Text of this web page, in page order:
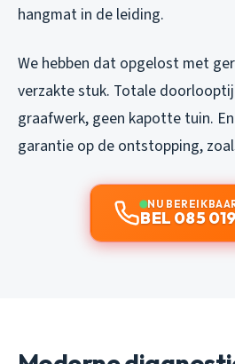
hangmat in de leiding.
We hebben dat opgelost met
verzakte stuk. Totale
graafwerk, geen kapotte tuin.
garantie op de ontstopping,
NU
BEL 085